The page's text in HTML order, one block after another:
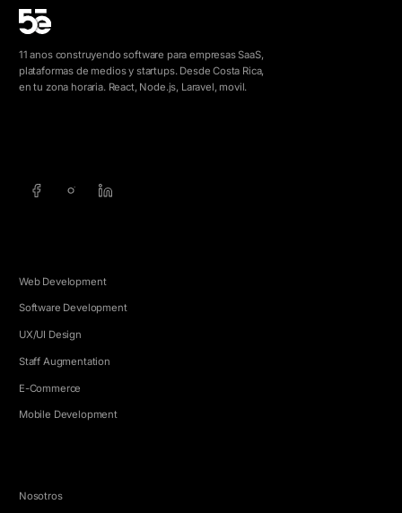
11 anos construyendo software para empresas SaaS,
plataformas de medios y startups. Desde Costa Rica,
en tu zona horaria. React, Node.js, Laravel, movil.
Web Development
Software Development
UX/UI Design
Staff Augmentation
E-Commerce
Mobile Development
Nosotros